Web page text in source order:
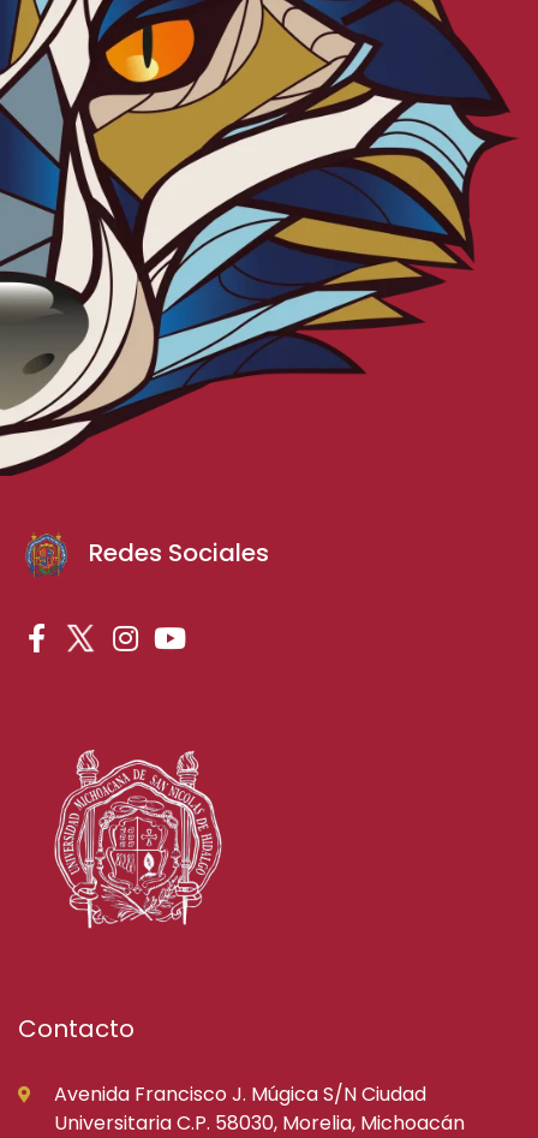
Redes Sociales
Contacto
Avenida Francisco J. Múgica S/N Ciudad
Universitaria C.P. 58030, Morelia, Michoacán